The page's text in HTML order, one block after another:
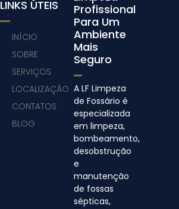
Profissional
Para Um
Ambiente
Mais
Seguro
A LF Limpeza
de Fossário é
especializada
em limpeza,
bombeamento,
desobstrução
e
manutenção
de fossas
sépticas,
LINKS ÚTEIS
INÍCIO
SOBRE
SERVIÇOS
LOCALIZAÇÃO
CONTATOS
BLOG